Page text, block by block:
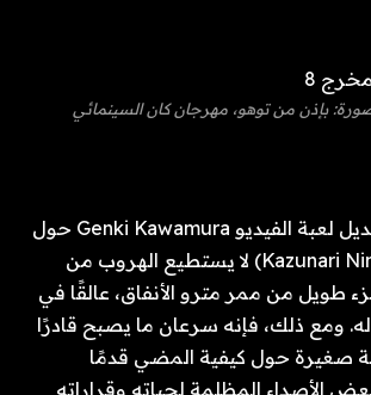
بإذن من توهو، مهرجان كان السينمائي
تدور قصة تعديل لعبة الفيديو Genki Kawamura حول
رجل (Kazunari Ninomiya) لا يستطيع الهروب من
طويل من ممر مترو الأنفاق، عالقًا في
له. ومع ذلك، فإنه سرعان ما يصبح قادرًا
صغيرة حول كيفية المضي قدمًا
الأصداء المظلمة لحياته وقراراته